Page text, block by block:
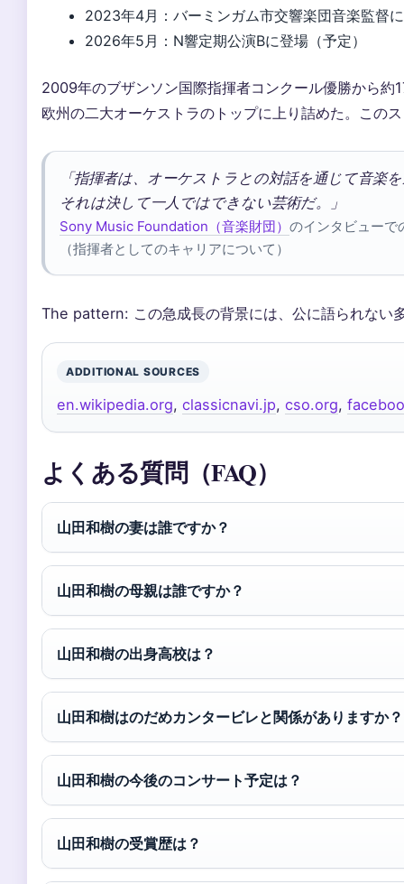
2023年4月：バーミンガム市交響楽団音楽監督
2026年5月：N響定期公演Bに登場（予定）
2009年のブザンソン国際指揮者コンクール優勝から約
欧州の二大オーケストラのトップに上り詰めた。この
「指揮者は、オーケストラとの対話を通じて音楽
それは決して一人ではできない芸術だ。」
Sony Music Foundation（音楽財団） のインタビューで
（指揮者としてのキャリアについて）
The pattern: この急成長の背景には、公に語られない
ADDITIONAL SOURCES
en.wikipedia.org, classicnavi.jp, cso.org,
よくある質問（FAQ）
山田和樹の妻は誰ですか？
山田和樹の母親は誰ですか？
山田和樹の出身高校は？
山田和樹はのだめカンタービレと関係がありますか？
山田和樹の今後のコンサート予定は？
山田和樹の受賞歴は？